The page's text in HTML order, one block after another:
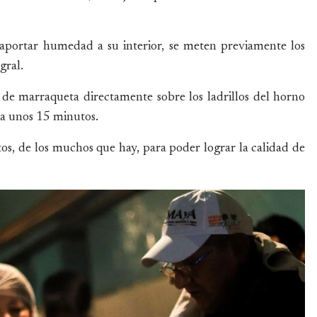
humedad a su interior, se meten previamente los
marraqueta directamente sobre los ladrillos del horno
unos 15 minutos.
de los muchos que hay, para poder lograr la calidad de